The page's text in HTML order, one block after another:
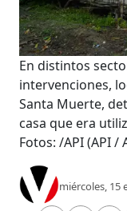
En distintos
intervenciones,
Santa Muerte,
casa que era
Fotos: /API(API /
miércoles, 15